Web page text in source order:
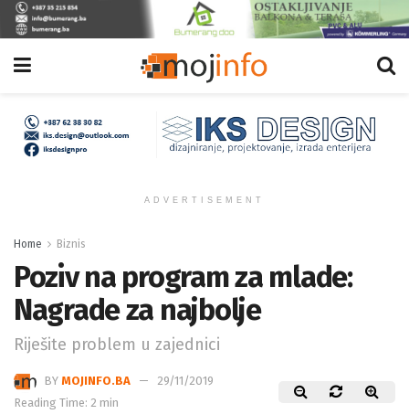
ADVERTISEMENT
Home Biznis
Poziv na program za mlade:
Nagrade za najbolje
Riješite problem u zajednici
BY MOJINFO.BA
29/11/2019
Reading Time: 2 min